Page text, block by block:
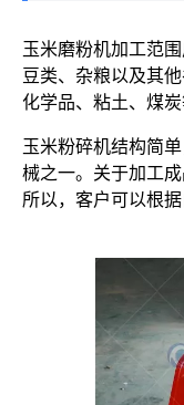
玉米磨粉机加工范
豆类、杂粮以及其
化学品、粘土、煤炭
玉米粉碎机结构简
械之一。关于加工
所以，客户可以根